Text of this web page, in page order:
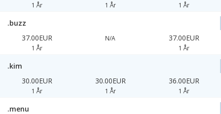
1 År 1 År 1 År
.buzz
37.00EUR
1 År
N/A 37.00EUR
1 År
.kim
30.00EUR
1 År
30.00EUR
1 År
36.00EUR
1 År
.menu